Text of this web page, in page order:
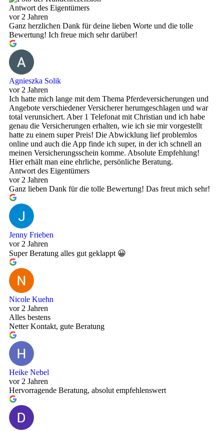
Antwort des Eigentümers
vor 2 Jahren
Ganz herzlichen Dank für deine lieben Worte und die tolle
Bewertung! Ich freue mich sehr darüber!
Agnieszka Solik
vor 2 Jahren
Ich hatte mich lange mit dem Thema Pferdeversicherungen und
Angebote verschiedener Versicherer herumgeschlagen und war
total verunsichert. Aber 1 Telefonat mit Christian und ich habe
genau die Versicherungen erhalten, wie ich sie mir vorgestellt
hatte zu einem super Preis! Die Abwicklung lief problemlos
online und auch die App finde ich super, in der ich schnell an
meinen Versicherungsschein komme. Absolute Empfehlung!
Hier erhält man eine ehrliche, persönliche Beratung.
Antwort des Eigentümers
vor 2 Jahren
Ganz lieben Dank für die tolle Bewertung! Das freut mich sehr!
Jenny Frieben
vor 2 Jahren
Super Beratung alles gut geklappt 😀
Nicole Kuehn
vor 2 Jahren
Alles bestens
Netter Kontakt, gute Beratung
Heike Nebel
vor 2 Jahren
Hervorragende Beratung, absolut empfehlenswert